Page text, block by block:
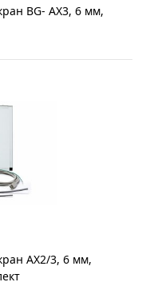
BG- АХ3, 6 мм,
AX2/3, 6 мм,